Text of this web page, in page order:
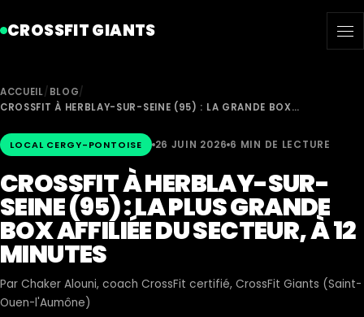
CROSSFIT GIANTS
ACCUEIL/ BLOG/
CROSSFIT À HERBLAY-SUR-SEINE (95) : LA GRANDE BOX…
LOCAL CERGY-PONTOISE 26 JUIN 2026 6 MIN DE LECTURE
CROSSFIT À HERBLAY-SUR-
SEINE (95) : LA PLUS GRANDE
BOX AFFILIÉE DU SECTEUR, À 12
MINUTES
Par Chaker Alouni, coach CrossFit certifié, CrossFit Giants (Saint-
Ouen-l'Aumône)